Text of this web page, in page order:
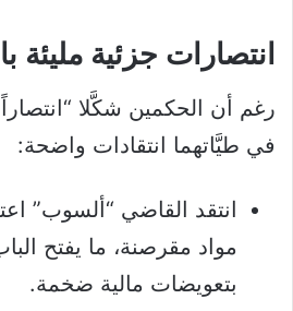
انتصارات جزئية مليئة
رغم أن الحكمين شكَّلا “انتصاراً
في طيَّاتهما انتقادات واضحة:
انتقد القاضي “ألسوب”
مواد مقرصنة، ما يفتح
بتعويضات مالية ضخمة.